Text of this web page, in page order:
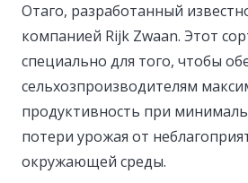
Отаго, разработанный
компанией Rijk Zwaan. Этот
специально для того, чтобы
сельхозпроизводителям
продуктивность при
потери урожая от
окружающей среды.